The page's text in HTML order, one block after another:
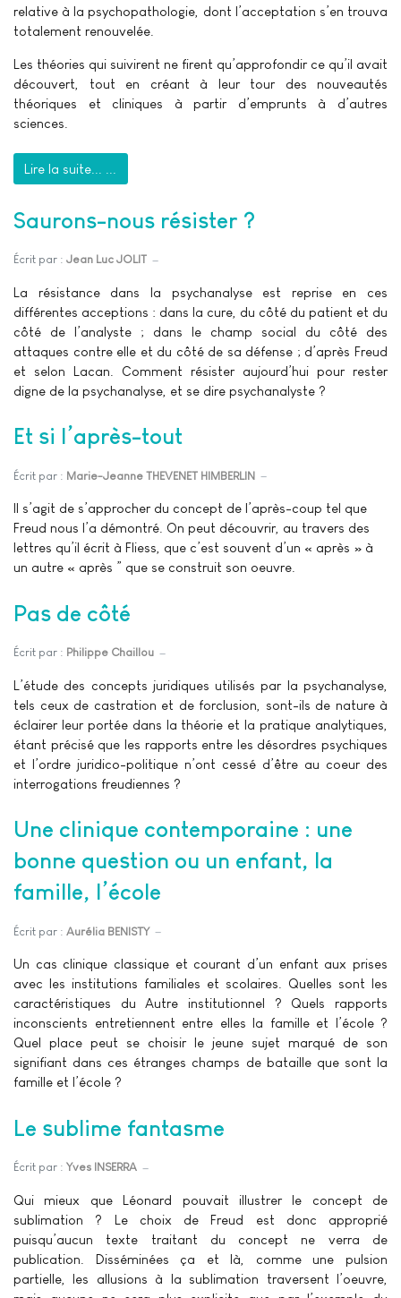
relative à la psychopathologie, dont l’acceptation s’en trouva
totalement renouvelée.
Les théories qui suivirent ne firent qu’approfondir ce qu’il avait
découvert, tout en créant à leur tour des nouveautés
théoriques et cliniques à partir d’emprunts à d’autres
sciences.
Lire la suite... ...
Saurons-nous résister ?
Écrit par : Jean Luc JOLIT
La résistance dans la psychanalyse est reprise en ces
différentes acceptions : dans la cure, du côté du patient et du
côté de l’analyste ; dans le champ social du côté des
attaques contre elle et du côté de sa défense ; d’après Freud
et selon Lacan. Comment résister aujourd’hui pour rester
digne de la psychanalyse, et se dire psychanalyste ?
Et si l’après-tout
Écrit par : Marie-Jeanne THEVENET HIMBERLIN
Il s’agit de s’approcher du concept de l’après-coup tel que
Freud nous l’a démontré. On peut découvrir, au travers des
lettres qu’il écrit à Fliess, que c’est souvent d’un « après » à
un autre « après ” que se construit son oeuvre.
Pas de côté
Écrit par : Philippe Chaillou
L’étude des concepts juridiques utilisés par la psychanalyse,
tels ceux de castration et de forclusion, sont-ils de nature à
éclairer leur portée dans la théorie et la pratique analytiques,
étant précisé que les rapports entre les désordres psychiques
et l’ordre juridico-politique n’ont cessé d’être au coeur des
interrogations freudiennes ?
Une clinique contemporaine : une
bonne question ou un enfant, la
famille, l’école
Écrit par : Aurélia BENISTY
Un cas clinique classique et courant d’un enfant aux prises
avec les institutions familiales et scolaires. Quelles sont les
caractéristiques du Autre institutionnel ? Quels rapports
inconscients entretiennent entre elles la famille et l’école ?
Quel place peut se choisir le jeune sujet marqué de son
signifiant dans ces étranges champs de bataille que sont la
famille et l’école ?
Le sublime fantasme
Écrit par : Yves INSERRA
Qui mieux que Léonard pouvait illustrer le concept de
sublimation ? Le choix de Freud est donc approprié
puisqu’aucun texte traitant du concept ne verra de
publication. Disséminées ça et là, comme une pulsion
partielle, les allusions à la sublimation traversent l’oeuvre,